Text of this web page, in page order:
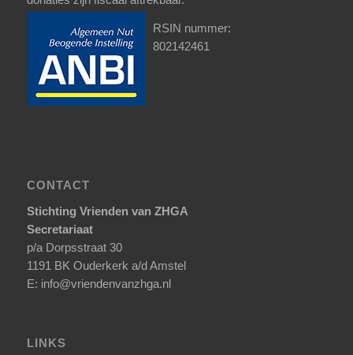
RSIN nummer:
802142461
CONTACT
Stichting Vrienden van ZHGA
Secretariaat
p/a Dorpsstraat 30
1191 BK Ouderkerk a/d Amstel
E: info@vriendenvanzhga.nl
LINKS